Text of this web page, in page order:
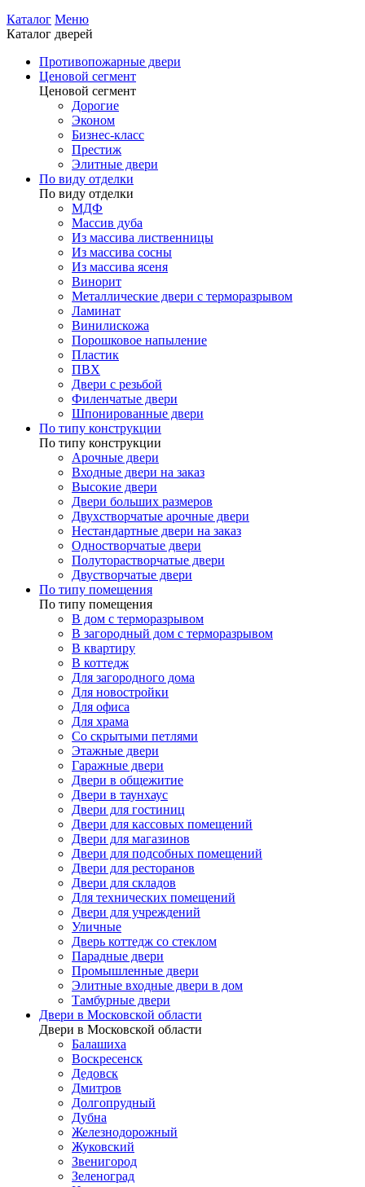
Каталог Меню
Каталог дверей
Противопожарные двери
Ценовой сегмент
Ценовой сегмент
Дорогие
Эконом
Бизнес-класс
Престиж
Элитные двери
По виду отделки
По виду отделки
МДФ
Массив дуба
Из массива лиственницы
Из массива сосны
Из массива ясеня
Винорит
Металлические двери с терморазрывом
Ламинат
Винилискожа
Порошковое напыление
Пластик
ПВХ
Двери с резьбой
Филенчатые двери
Шпонированные двери
По типу конструкции
По типу конструкции
Арочные двери
Входные двери на заказ
Высокие двери
Двери больших размеров
Двухстворчатые арочные двери
Нестандартные двери на заказ
Одностворчатые двери
Полуторастворчатые двери
Двустворчатые двери
По типу помещения
По типу помещения
В дом с терморазрывом
В загородный дом с терморазрывом
В квартиру
В коттедж
Для загородного дома
Для новостройки
Для офиса
Для храма
Со скрытыми петлями
Этажные двери
Гаражные двери
Двери в общежитие
Двери в таунхаус
Двери для гостиниц
Двери для кассовых помещений
Двери для магазинов
Двери для подсобных помещений
Двери для ресторанов
Двери для складов
Для технических помещений
Двери для учреждений
Уличные
Дверь коттедж со стеклом
Парадные двери
Промышленные двери
Элитные входные двери в дом
Тамбурные двери
Двери в Московской области
Двери в Московской области
Балашиха
Воскресенск
Дедовск
Дмитров
Долгопрудный
Дубна
Железнодорожный
Жуковский
Звенигород
Зеленоград